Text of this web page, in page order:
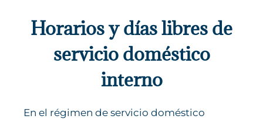
Horarios y días libres de
servicio doméstico
interno
En el régimen de servicio doméstico